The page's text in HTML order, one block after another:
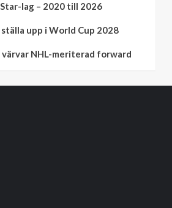
lag – 2020 till 2026
upp i World Cup 2028
värvar NHL-meriterad forward